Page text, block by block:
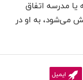
مدرسه اتفاق
می‌شود، به او در
ایمیل